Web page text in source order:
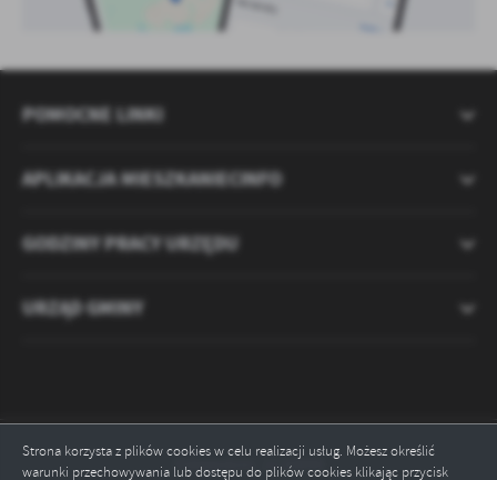
Strona korzysta z plików cookies w celu realizacji usług. Możesz określić
warunki przechowywania lub dostępu do plików cookies klikając przycisk
POMOCNE LINKI
APLIKACJA MIESZKANIECINFO
GODZINY PRACY URZĘDU
URZĄD GMINY
Odwiedzin: 2120890